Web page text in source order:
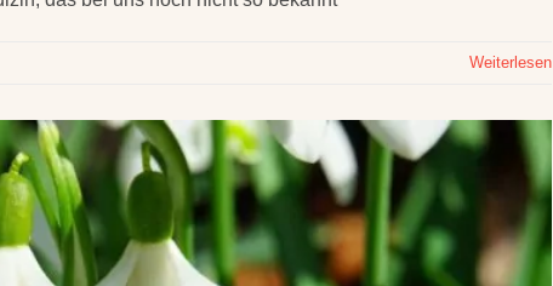
Weiterlesen